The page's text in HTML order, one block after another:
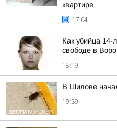
квартире
17:04
Как убийца 14-
свободе в
18:19
В Шилове
19:39